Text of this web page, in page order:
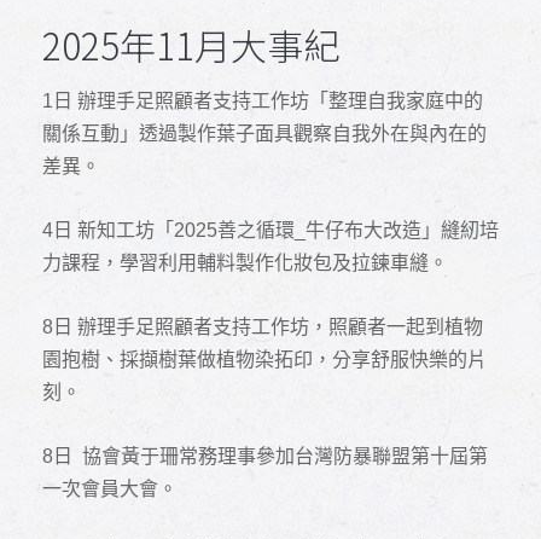
2025年11月大事紀
1 日 辦理手足照顧者支持工作坊「整理自我家庭中的
關係互動」透過製作葉子面具觀察自我外在與內在的
差異。
4 日 新知工坊「2025善之循環_牛仔布大改造」縫紉培
力課程，學習利用輔料製作化妝包及拉鍊車縫。
8 日 辦理手足照顧者支持工作坊，照顧者一起到植物
園抱樹、採擷樹葉做植物染拓印，分享舒服快樂的片
刻。
8 日 協會黃于珊常務理事參加台灣防暴聯盟第十屆第
一次會員大會。